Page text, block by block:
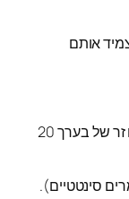
אותם
4 – מסדרים את הענפים יחד כך שמקבלים זר של בערך 20